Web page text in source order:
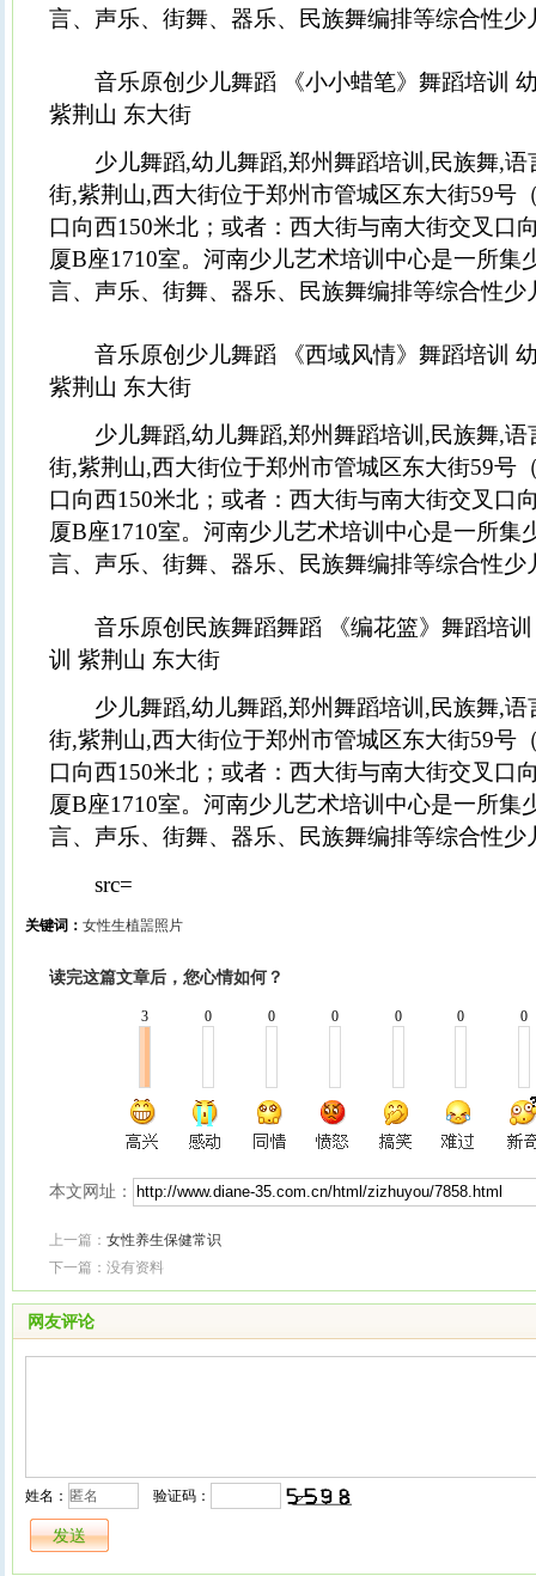
言、声乐、街舞、器乐、民族舞编排等综合性少
音乐原创少儿舞蹈 《小小蜡笔》舞蹈培训
紫荆山 东大街
少儿舞蹈,幼儿舞蹈,郑州舞蹈培训,民族舞,语
街,紫荆山,西大街位于郑州市管城区东大街59号
口向西150米北；或者：西大街与南大街交叉口
厦B座1710室。河南少儿艺术培训中心是一所集
言、声乐、街舞、器乐、民族舞编排等综合性少
音乐原创少儿舞蹈 《西域风情》舞蹈培训
紫荆山 东大街
少儿舞蹈,幼儿舞蹈,郑州舞蹈培训,民族舞,语
街,紫荆山,西大街位于郑州市管城区东大街59号
口向西150米北；或者：西大街与南大街交叉口
厦B座1710室。河南少儿艺术培训中心是一所集
言、声乐、街舞、器乐、民族舞编排等综合性少
音乐原创民族舞蹈舞蹈 《编花篮》舞蹈培训
训 紫荆山 东大街
少儿舞蹈,幼儿舞蹈,郑州舞蹈培训,民族舞,语
街,紫荆山,西大街位于郑州市管城区东大街59号
口向西150米北；或者：西大街与南大街交叉口
厦B座1710室。河南少儿艺术培训中心是一所集
言、声乐、街舞、器乐、民族舞编排等综合性少
src=
关键词： 女性生植噐照片
读完这篇文章后，您心情如何？
3 0 0 0 0 0 0
本文网址：
上一篇： 女性养生保健常识
下一篇：没有资料
网友评论
姓名： 验证码：